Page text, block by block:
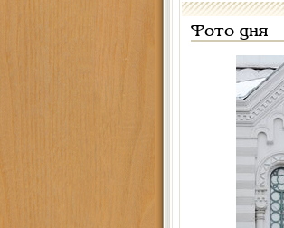
Фото дня